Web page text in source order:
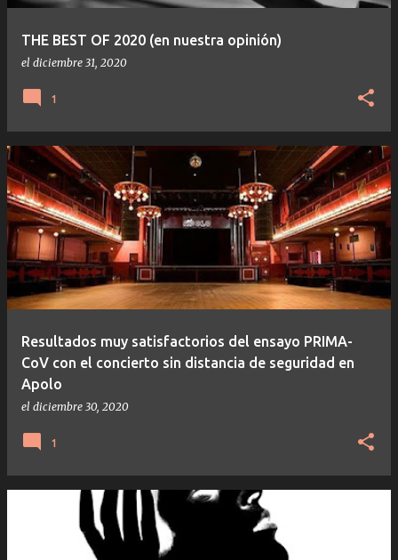
THE BEST OF 2020 (en nuestra opinión)
el diciembre 31, 2020
1
Resultados muy satisfactorios del ensayo PRIMA-
CoV con el concierto sin distancia de seguridad en
Apolo
el diciembre 30, 2020
1